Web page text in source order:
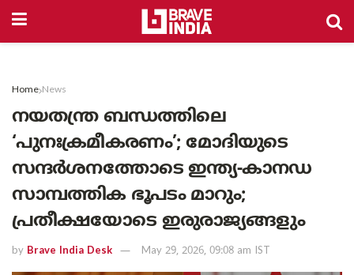
Home News
നയതന്ത്ര ബന്ധത്തിലെ
‘പുനഃക്രമീകരണം’; മോദിയുടെ
സന്ദർശനത്തോടെ ഇന്ത്യ-കാനഡ
സാമ്പത്തിക ഭൂപടം മാറും;
പ്രതീക്ഷയോടെ ഇരുരാജ്യങ്ങളും
by Brave India Desk May 29, 2026, 09:08 am IST